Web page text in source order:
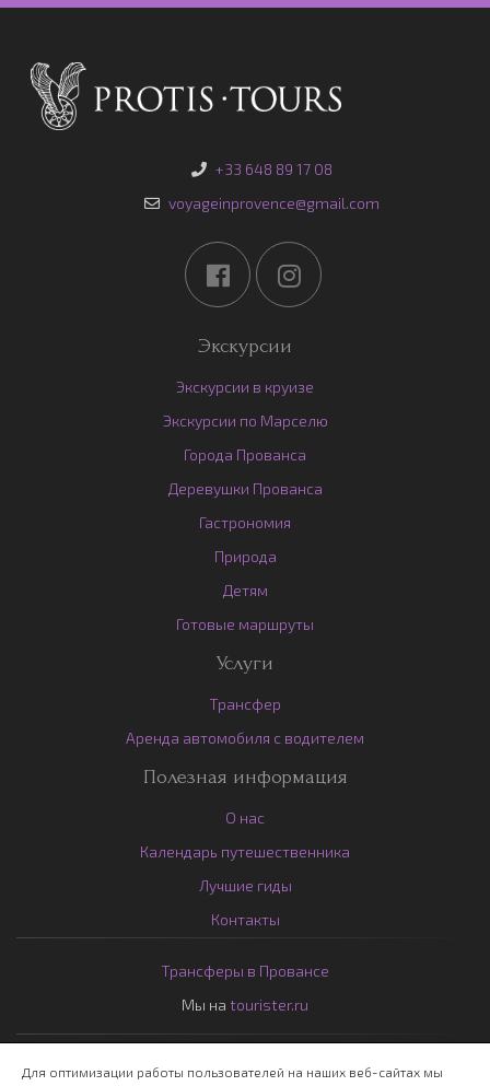
+33 648 89 17 08
voyageinprovence@gmail.com
Экскурсии
Экскурсии в круизе
Экскурсии по Марселю
Города Прованса
Деревушки Прованса
Гастрономия
Природа
Детям
Готовые маршруты
Услуги
Трансфер
Аренда автомобиля с водителем
Полезная информация
О нас
Календарь путешественника
Лучшие гиды
Контакты
Трансферы в Провансе
Мы на tourister.ru
Для оптимизации работы пользователей на наших веб-сайтах мы